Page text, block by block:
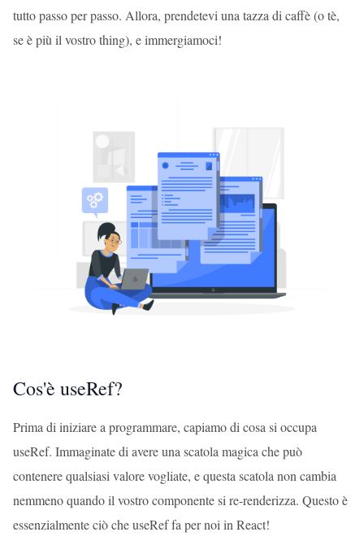
tutto passo per passo. Allora, prendetevi una tazza di caffè (o tè,
se è più il vostro thing), e immergiamoci!
Cos'è useRef?
Prima di iniziare a programmare, capiamo di cosa si occupa
useRef. Immaginate di avere una scatola magica che può
contenere qualsiasi valore vogliate, e questa scatola non cambia
nemmeno quando il vostro componente si re-renderizza. Questo è
essenzialmente ciò che useRef fa per noi in React!